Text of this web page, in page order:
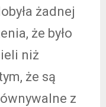
żadnej
że było
niż
że są
z